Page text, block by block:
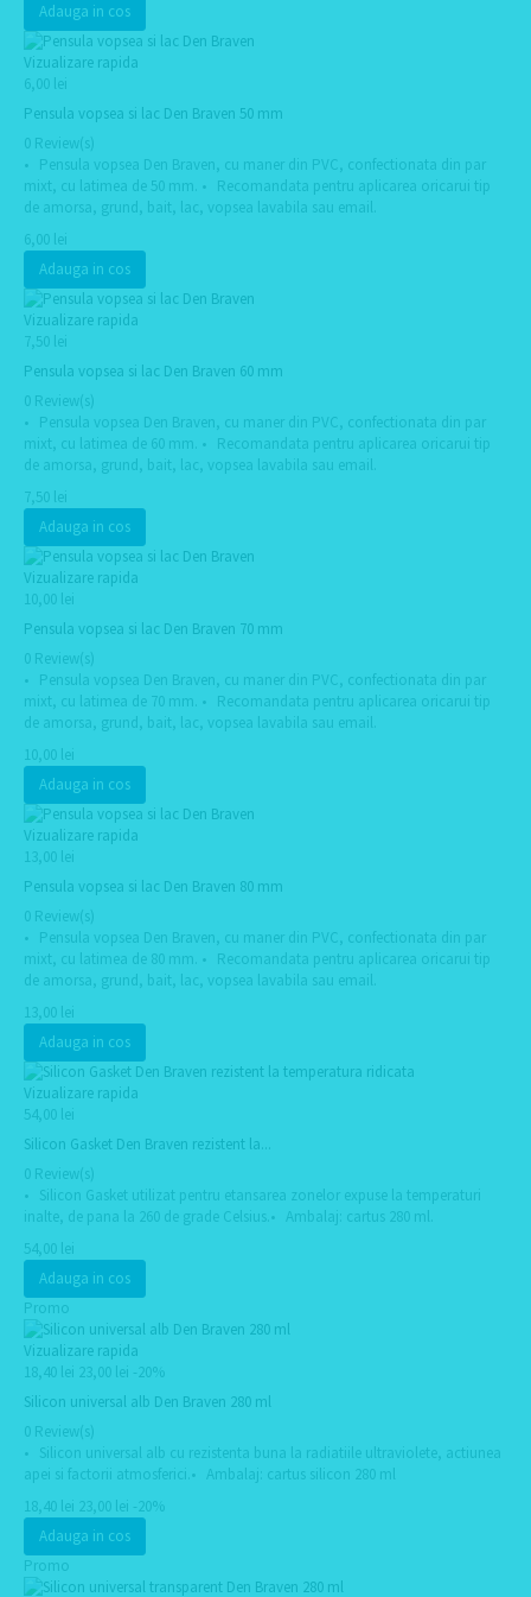
Adauga in cos
Vizualizare rapida
6,00 lei
Pensula vopsea si lac Den Braven 50 mm
0 Review(s)
• Pensula vopsea Den Braven, cu maner din PVC, confectionata din par
mixt, cu latimea de 50 mm. • Recomandata pentru aplicarea oricarui tip
de amorsa, grund, bait, lac, vopsea lavabila sau email.
6,00 lei
Adauga in cos
Vizualizare rapida
7,50 lei
Pensula vopsea si lac Den Braven 60 mm
0 Review(s)
• Pensula vopsea Den Braven, cu maner din PVC, confectionata din par
mixt, cu latimea de 60 mm. • Recomandata pentru aplicarea oricarui tip
de amorsa, grund, bait, lac, vopsea lavabila sau email.
7,50 lei
Adauga in cos
Vizualizare rapida
10,00 lei
Pensula vopsea si lac Den Braven 70 mm
0 Review(s)
• Pensula vopsea Den Braven, cu maner din PVC, confectionata din par
mixt, cu latimea de 70 mm. • Recomandata pentru aplicarea oricarui tip
de amorsa, grund, bait, lac, vopsea lavabila sau email.
10,00 lei
Adauga in cos
Vizualizare rapida
13,00 lei
Pensula vopsea si lac Den Braven 80 mm
0 Review(s)
• Pensula vopsea Den Braven, cu maner din PVC, confectionata din par
mixt, cu latimea de 80 mm. • Recomandata pentru aplicarea oricarui tip
de amorsa, grund, bait, lac, vopsea lavabila sau email.
13,00 lei
Adauga in cos
Vizualizare rapida
54,00 lei
Silicon Gasket Den Braven rezistent la...
0 Review(s)
• Silicon Gasket utilizat pentru etansarea zonelor expuse la temperaturi
inalte, de pana la 260 de grade Celsius.• Ambalaj: cartus 280 ml.
54,00 lei
Adauga in cos
Promo
Vizualizare rapida
18,40 lei 23,00 lei -20%
Silicon universal alb Den Braven 280 ml
0 Review(s)
• Silicon universal alb cu rezistenta buna la radiatiile ultraviolete, actiunea
apei si factorii atmosferici.• Ambalaj: cartus silicon 280 ml
18,40 lei 23,00 lei -20%
Adauga in cos
Promo